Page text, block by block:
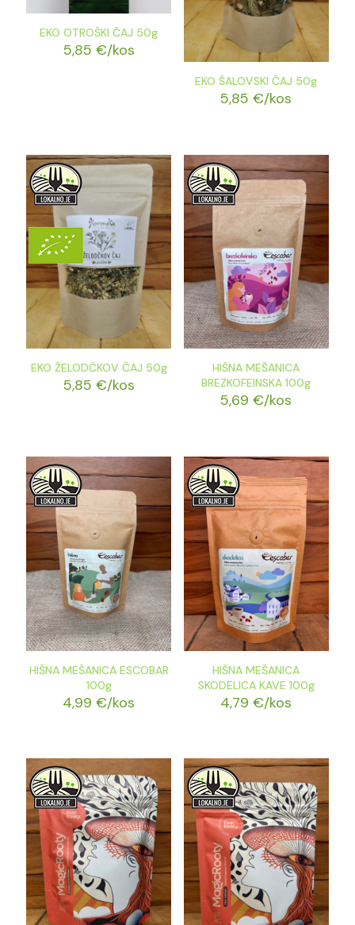
EKO OTROŠKI ČAJ 50g
5,85 €/kos
EKO ŠALOVSKI ČAJ 50g
5,85€/kos
EKO ŽELODČKOV ČAJ 50g
5,85 €/kos
HIŠNA MEŠANICA
BREZKOFEINSKA 100g
5,69€/kos
HIŠNA MEŠANICA ESCOBAR
100g
4,99€/kos
HIŠNA MEŠANICA
SKODELICA KAVE 100g
4,79€/kos